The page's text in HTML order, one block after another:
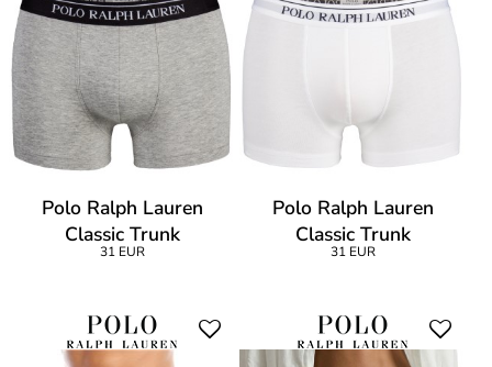
Polo Ralph Lauren
Classic Trunk
31 EUR
Polo Ralph Lauren
Classic Trunk
31 EUR